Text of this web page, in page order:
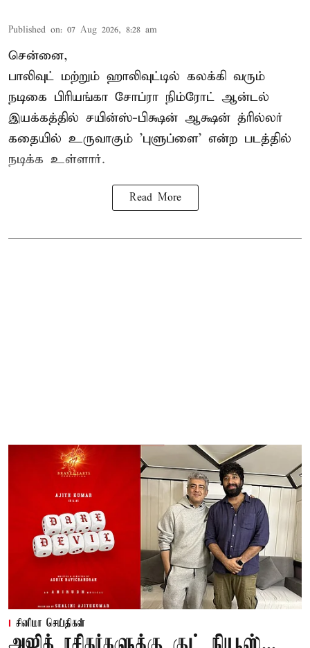
Published on: 07 Aug 2026, 8:28 am
சென்னை,
பாலிவுட் மற்றும் ஹாலிவுட்டில் கலக்கி வரும்
நடிகை பிரியங்கா சோப்ரா நிம்ரோட் ஆன்டல்
இயக்கத்தில் சயின்ஸ்-பிக்ஷன் ஆக்ஷன் த்ரில்லர்
கதையில் உருவாகும் 'புளுப்ளை' என்ற படத்தில்
நடிக்க உள்ளார்.
Read More
சினிமா செய்திகள்